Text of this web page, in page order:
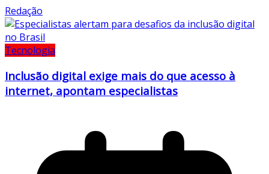
Redação
Tecnologia
Inclusão digital exige mais do que acesso à
internet, apontam especialistas